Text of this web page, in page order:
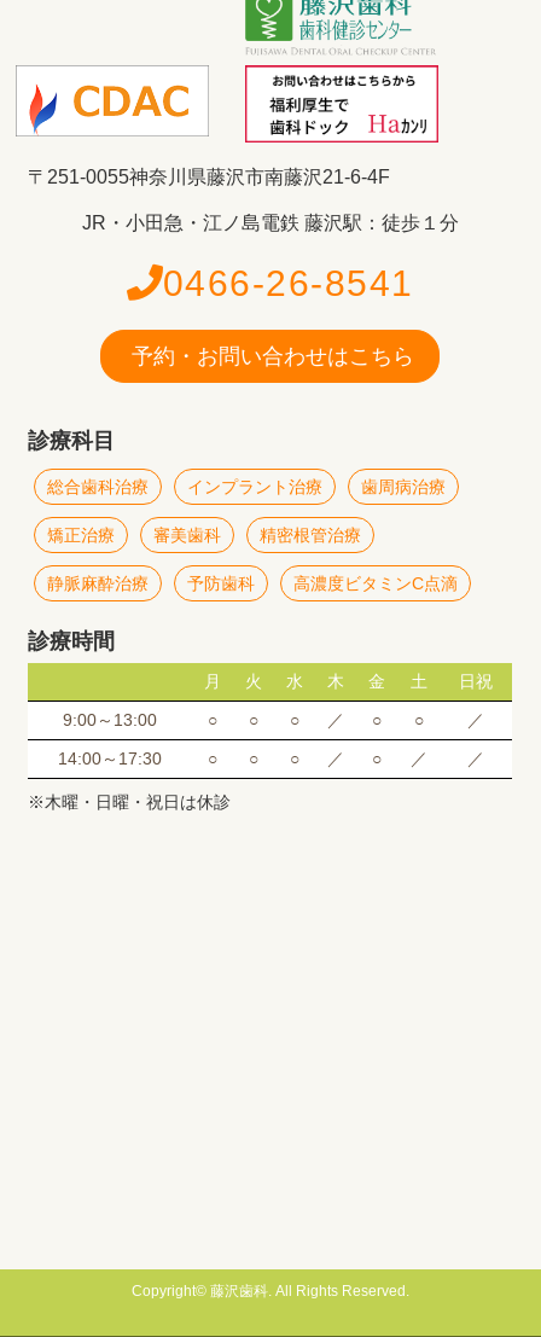
〒251-0055神奈川県藤沢市南藤沢21-6-4F
JR・小田急・江ノ島電鉄 藤沢駅：徒歩１分
0466-26-8541
予約・お問い合わせはこちら
診療科目
総合歯科治療 インプラント治療 歯周病治療
矯正治療 審美歯科 精密根管治療
静脈麻酔治療 予防歯科 高濃度ビタミンC点滴
診療時間
月 火 水 木 金 土
日祝
9:00～13:00
○ ○ ○ ／ ○ ○
／
14:00～17:30
○ ○ ○ ／ ○ ／ ／
※木曜・日曜・祝日は休診
Copyright© 藤沢歯科. All Rights Reserved.